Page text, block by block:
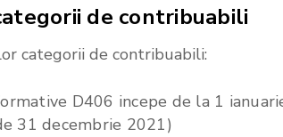
de contribuabili
categorii de contribuabili:
D406 incepe de la 1
31 decembrie 2021)